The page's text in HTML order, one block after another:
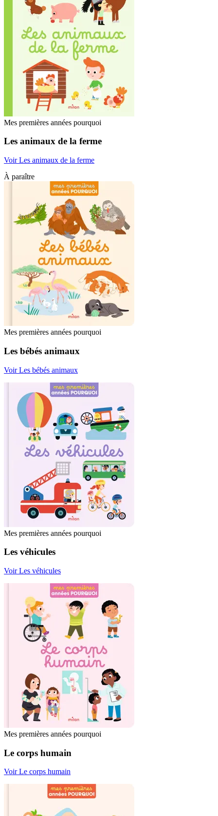
Mes premières années pourquoi
Les animaux de la ferme
Voir Les animaux de la ferme
À paraître
Mes premières années pourquoi
Les bébés animaux
Voir Les bébés animaux
Mes premières années pourquoi
Les véhicules
Voir Les véhicules
Mes premières années pourquoi
Le corps humain
Voir Le corps humain